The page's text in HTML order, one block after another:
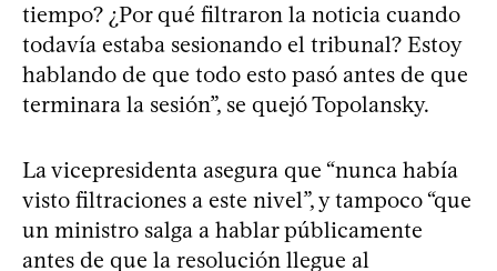
tiempo? ¿Por qué filtraron la noticia cuando
todavía estaba sesionando el tribunal? Estoy
hablando de que todo esto pasó antes de que
terminara la sesión”, se quejó Topolansky.
La vicepresidenta asegura que “nunca había
visto filtraciones a este nivel”, y tampoco “que
un ministro salga a hablar públicamente
antes de que la resolución llegue al